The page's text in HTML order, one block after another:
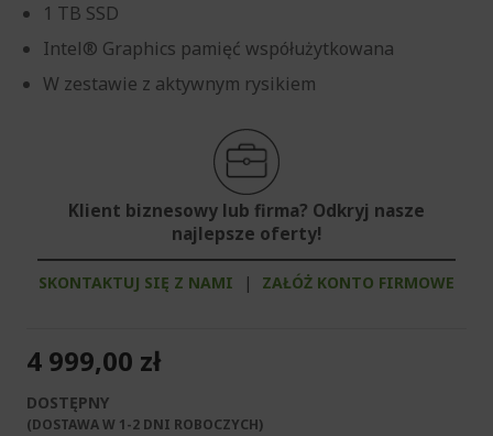
1 TB SSD
Intel® Graphics pamięć współużytkowana
W zestawie z aktywnym rysikiem
Klient biznesowy lub firma? Odkryj nasze
najlepsze oferty!
SKONTAKTUJ SIĘ Z NAMI | ZAŁÓŻ KONTO FIRMOWE
4 999,00 zł
DOSTĘPNY
(DOSTAWA W 1-2 DNI ROBOCZYCH)​